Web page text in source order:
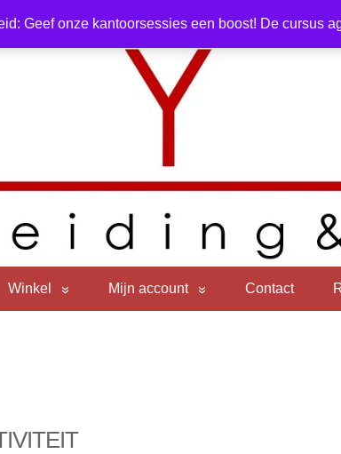
Geef onze kantoorsessies een boost! De cursus
Winkel Mijn account Contact